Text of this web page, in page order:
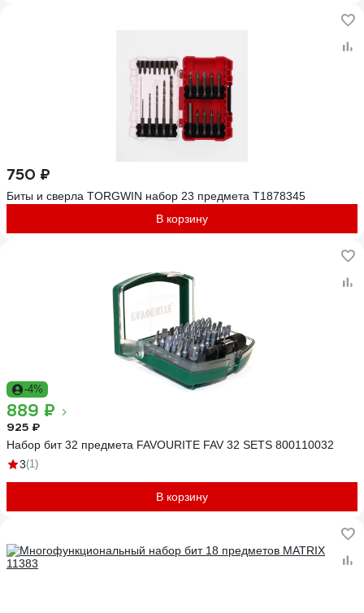
750 ₽
Биты и сверла TORGWIN набор 23 предмета T1878345
В корзину
-4%
889 ₽
925 ₽
Набор бит 32 предмета FAVOURITE FAV 32 SETS 800110032
3(1)
В корзину